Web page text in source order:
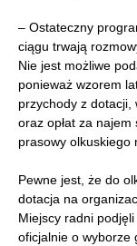
– Ostateczny
ciągu trwają
Nie jest możliwe
ponieważ wzorem
przychody z dotacji,
oraz opłat za
prasowy olkuskiego
Pewne jest, że do
dotacja na
Miejscy radni
oficjalnie o wyborze